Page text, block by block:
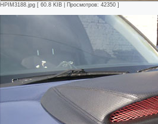
HPIM3188.jpg [ 60.8 KIB | Просмотров: 42350 ]